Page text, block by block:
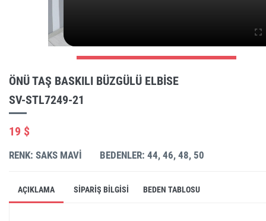
ÖNÜ TAŞ BASKILI BÜZGÜLÜ ELBISE
SV-STL7249-21
19 $
RENK: SAKS MAVI BEDENLER: 44, 46, 48, 50
AÇIKLAMA SIPARIŞ BILGISI BEDEN TABLOSU